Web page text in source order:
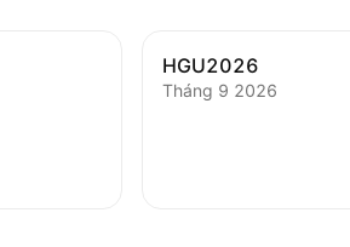
HGU2026
Tháng 9 2026